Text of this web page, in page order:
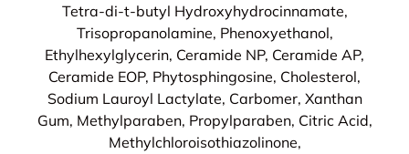
Tetra-di-t-butyl Hydroxyhydrocinnamate,
Trisopropanolamine, Phenoxyethanol,
Ethylhexylglycerin, Ceramide NP, Ceramide AP,
Ceramide EOP, Phytosphingosine, Cholesterol,
Sodium Lauroyl Lactylate, Carbomer, Xanthan
Gum, Methylparaben, Propylparaben, Citric Acid,
Methylchloroisothiazolinone,